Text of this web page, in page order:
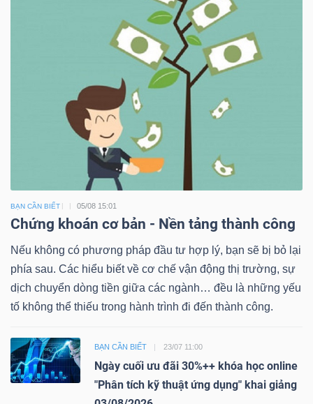
BẠN CẦN BIẾT 05/08 15:01
Chứng khoán cơ bản - Nền tảng thành công
Nếu không có phương pháp đầu tư hợp lý, bạn sẽ bị bỏ lại
phía sau. Các hiểu biết về cơ chế vận động thị trường, sự
dịch chuyển dòng tiền giữa các ngành… đều là những yếu
tố không thể thiếu trong hành trình đi đến thành công.
BẠN CẦN BIẾT 23/07 11:00
Ngày cuối ưu đãi 30%++ khóa học online
"Phân tích kỹ thuật ứng dụng" khai giảng